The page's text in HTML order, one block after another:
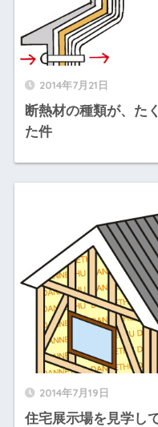
2014年7月21日
断熱材の種類が、た
た件
2014年7月19日
住宅展示場を見学し